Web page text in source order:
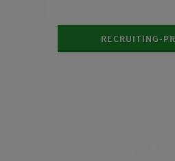
RECRUITING-